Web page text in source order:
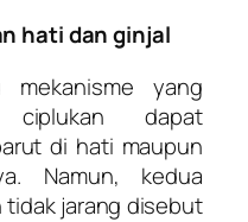
hati dan ginjal
yang
ciplukan dapat
di hati maupun
Namun, kedua
jarang disebut